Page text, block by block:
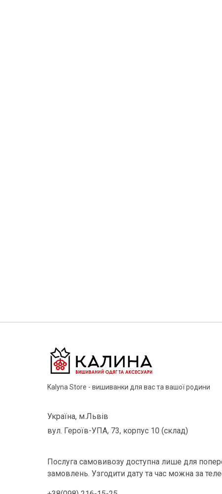
Kalyna Store - вишиванки для вас та вашої родини
Україна, м.Львів
вул. Героїв-УПА, 73, корпус 10 (склад)
Послуга самовивозу доступна лише для
замовлень. Узгодити дату та час можна за